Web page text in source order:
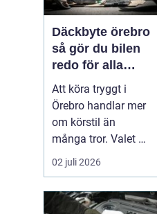
Däckbyte örebro
så gör du bilen
redo för alla
årstider
Att köra tryggt i
Örebro handlar mer
om körstil än
många tror. Valet av
däck, när de byts
och hur de...
02 juli 2026